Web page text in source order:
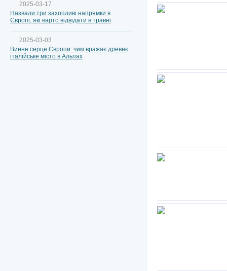
2025-03-17
Назвали три захопливі напрямки в
Європі, які варто відвідати в травні
2025-03-03
Винне серце Європи: чим вражає древнє
італійське місто в Альпах